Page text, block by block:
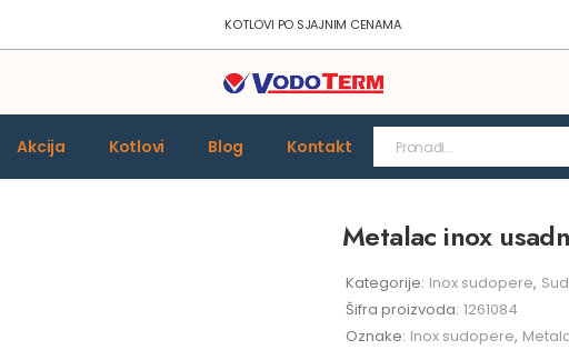
KOTLOVI PO SJAJNIM CENAMA
Akcija Kotlovi Blog Kontakt
Metalac inox
Kategorije: Inox sudopere,
Šifra proizvoda: 1261084
Oznake: Inox sudopere,